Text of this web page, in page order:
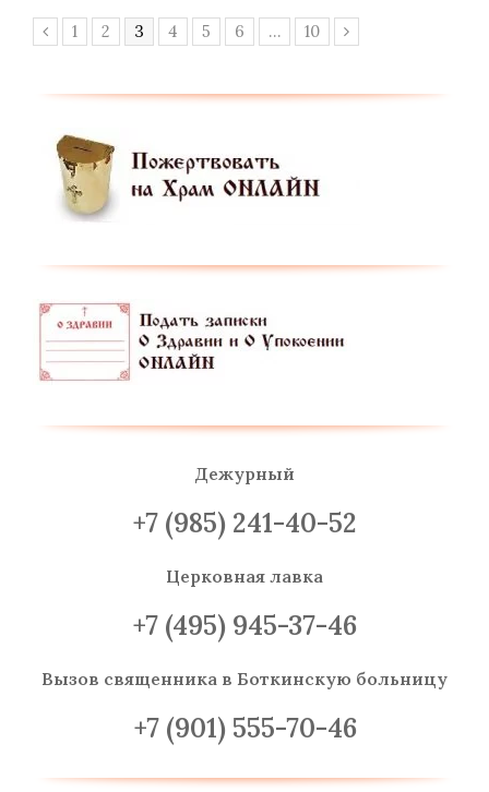
Предыдущий
Page
1 Page
2 Page
3 Page
4 Page
5 Page
6 … Page
10 Следующий
Дежурный
+7 (985) 241-40-52
Церковная лавка
+7 (495) 945-37-46
Вызов священника в Боткинскую больницу
+7 (901) 555-70-46